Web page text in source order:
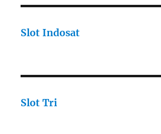
Slot Indosat
Slot Tri